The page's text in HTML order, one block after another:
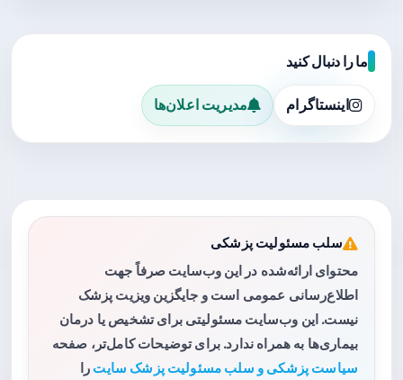
ما را دنبال کنید
اینستاگرام مدیریت اعلان‌ها
سلب مسئولیت پزشکی
محتوای ارائه‌شده در این وب‌سایت صرفاً جهت
اطلاع‌رسانی عمومی است و جایگزین ویزیت پزشک
نیست. این وب‌سایت مسئولیتی برای تشخیص یا درمان
بیماری‌ها به همراه ندارد. برای توضیحات کامل‌تر، صفحه
سیاست پزشکی و سلب مسئولیت پزشک سایت را